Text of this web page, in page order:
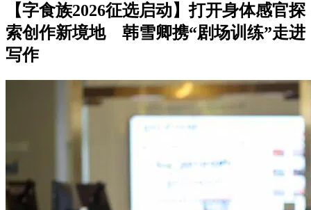
【字食族2026征选启动】打开身体感官探
索创作新境地 韩雪卿携“剧场训练”走进
写作